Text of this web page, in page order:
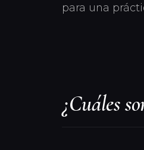
para una
¿Cuáles